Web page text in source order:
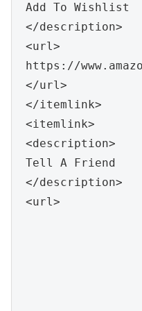
Add To Wishlist
</description>
<url>
https://
</url>
</itemlink>
<itemlink>
<description>
Tell A Friend
</description>
<url>